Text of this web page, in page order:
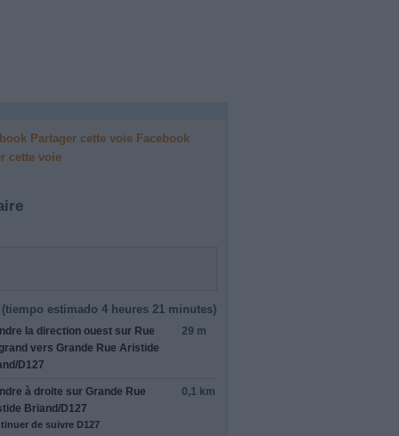
Facebook
cette voie
tiempo estimado 4 heures 21 minutes)
la direction ouest sur Rue
vers Grande Rue Aristide
/D127
29 m
à droite sur Grande Rue
Briand/D127
de suivre D127
0,1 km